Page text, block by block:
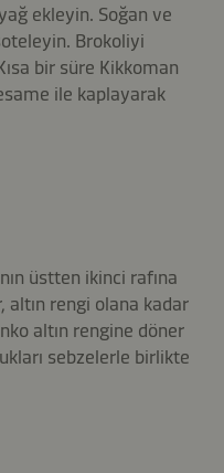
ekleyin. Soğan ve
Brokoliyi
bir süre Kikkoman
ile kaplayarak
üstten ikinci rafına
rengi olana kadar
altın rengine döner
sebzelerle birlikte